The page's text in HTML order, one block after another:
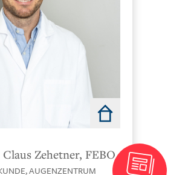
Direkt
der
Zehetner, FEBO
AUGENZENTRUM